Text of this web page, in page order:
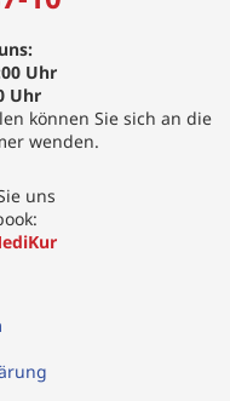
Uhr
Uhr
können Sie sich an die
wenden.
uns